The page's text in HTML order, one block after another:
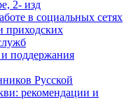
2- изд
в социальных сетях
приходских
поддержания
Русской
рекомендации и